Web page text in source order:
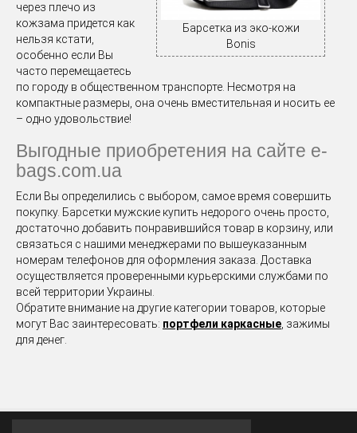
Барсетка из эко-кожи
Bonis
через плечо из
кожзама придется как
нельзя кстати,
особенно если Вы
часто перемещаетесь
по городу в общественном транспорте. Несмотря на
компактные размеры, она очень вместительная и носить ее
– одно удовольствие!
Выгодные приобретения на сайте e-
bags.com.ua
Если Вы определились с выбором, самое время совершить
покупку. Барсетки мужские купить недорого очень просто,
достаточно добавить понравившийся товар в корзину, или
связаться с нашими менеджерами по вышеуказанным
номерам телефонов для оформления заказа. Доставка
осуществляется проверенными курьерскими службами по
всей территории Украины.
Обратите внимание на другие категории товаров, которые
могут Вас заинтересовать: портфели каркасные, зажимы
для денег.